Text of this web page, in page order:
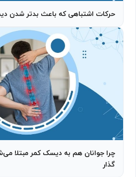
حرکات اشتباهی که باعث بدتر شدن
چرا جوانان هم به دیسک کمر مبتلا
گذار